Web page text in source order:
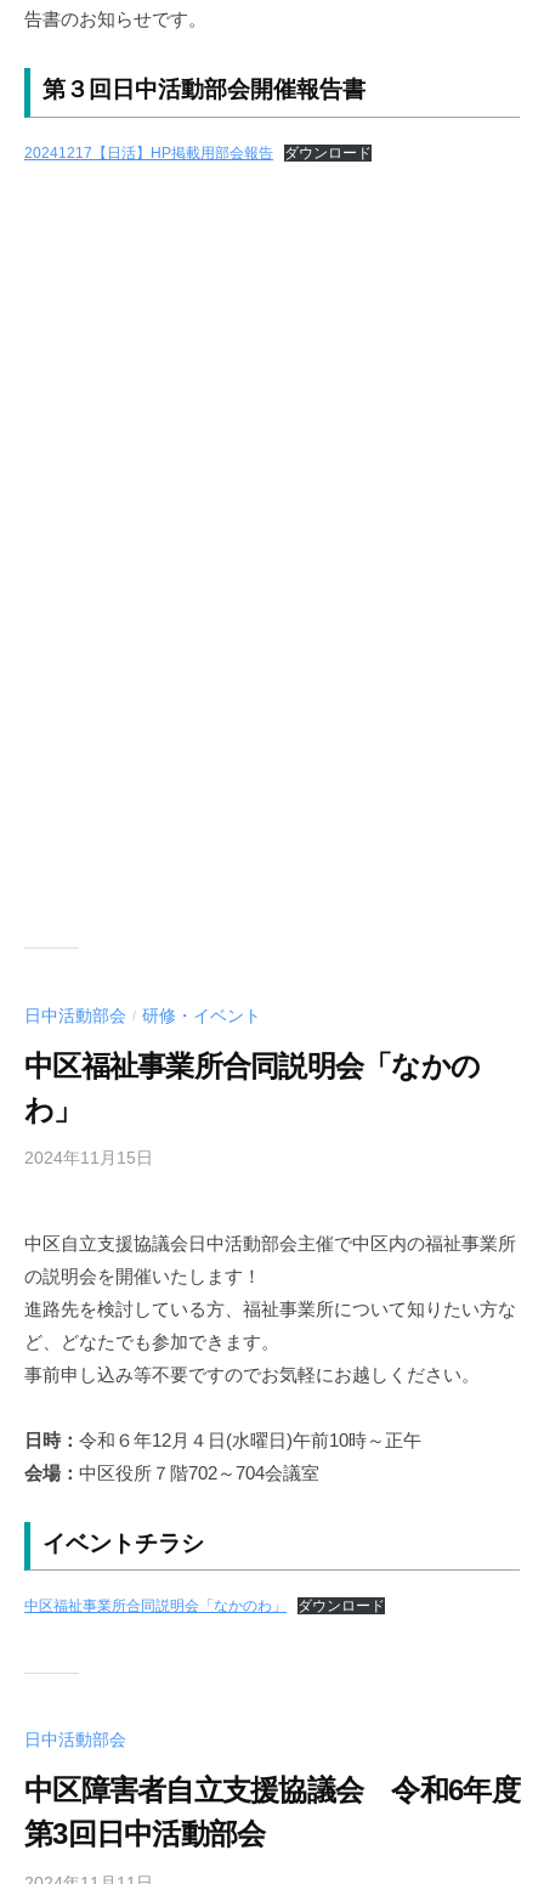
障
者
自
支
告書のお知らせです。
第３回日中活動部会開催報告書
20241217【日活】HP掲載用部会報告 ダウンロード
日中活動部会 / 研修・イベント
中区福祉事業所合同説明会「なかの
わ」
2024年11月15日
区
障
害
者
自
援
協
会
中区自立支援協議会日中活動部会主催で中区内の福祉事業所
の説明会を開催いたします！
進路先を検討している方、福祉事業所について知りたい方な
ど、どなたでも参加できます。
事前申し込み等不要ですのでお気軽にお越しください。
日時： 令和６年12月４日(水曜日)午前10時～正午
会場： 中区役所７階702～704会議室
イベントチラシ
中区福祉事業所合同説明会「なかのわ」 ダウンロード
日中活動部会
中区障害者自立支援協議会 令和6年度
第3回日中活動部会